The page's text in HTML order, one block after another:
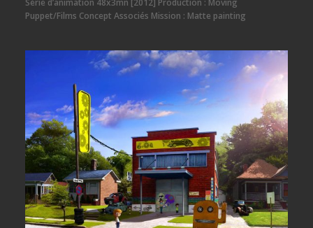
Puppet/Films Concept Associés Mission : Matte painting